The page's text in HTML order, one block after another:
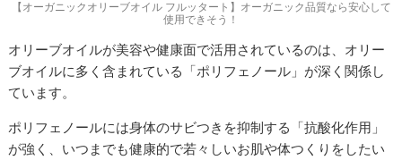
【オーガニックオリーブオイル フルッタート】オーガニック品質なら安心して
使用できそう！
オリーブオイルが美容や健康面で活用されているのは、オリー
ブオイルに多く含まれている「ポリフェノール」が深く関係し
ています。
ポリフェノールには身体のサビつきを抑制する「抗酸化作用」
が強く、いつまでも健康的で若々しいお肌や体つくりをしたい